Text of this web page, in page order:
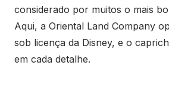
considerado por muitos o mais
Aqui, a Oriental Land Company
sob licença da Disney, e o
em cada detalhe.